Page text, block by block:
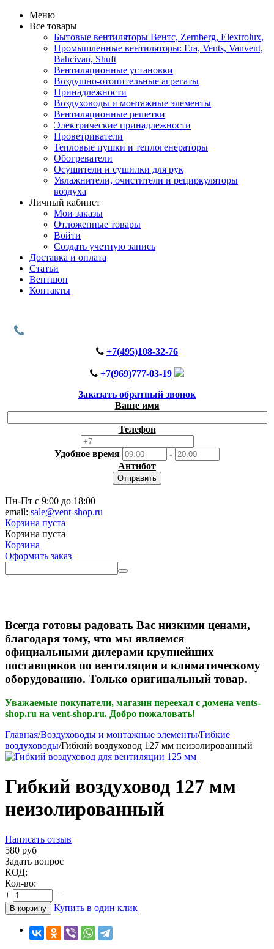
Меню
Все товары
Бытовые вентиляторы Вентс, Zernberg, Elextrolux,
Промышленные вентиляторы: Era, Vents, Vanvent,
Bahcivan, Shuft
Вентиляционные установки
Воздушно-отопительные агрегаты
Принадлежности
Воздуховоды и монтажные элементы
Вентиляционные решетки
Электрические принадлежности
Проветриватели
Тепловые пушки и теплогенераторы
Обогреватели
Осушители и сушилки для рук
Увлажнители, очистители и рециркуляторы
воздуха
Личный кабинет
Мои заказы
Отложенные товары
Войти
Создать учетную запись
Доставка и оплата
Статьи
Вентшоп
Контакты
+7(495)108-32-76
+7(969)777-03-19
Заказать обратный звонок
Ваше имя
Телефон
Удобное время
-
Антибот
Отправить
Пн-Пт с 9:00 до 18:00
email: sale@vent-shop.ru
Корзина пуста
Корзина пуста
Корзина
Оформить заказ
Всегда готовы радовать Вас низкими ценами,
благодаря тому, что мы являемся
официальными дилерами крупнейших
поставщиков по вентиляции и климатическому
оборудованию. Только оригинальный товар.
Уважаемые покупатели, магазин переехал с домена vents-
shop.ru на vent-shop.ru. Добро пожаловать!
Главная/Воздуховоды и монтажные элементы/Гибкие
воздуховоды/Гибкий воздуховод 127 мм неизолированный
Гибкий воздуховод 127 мм
неизолированный
Написать отзыв
580 руб
Задать вопрос
КОД:
Кол-во:
+
−
В корзину Купить в один клик